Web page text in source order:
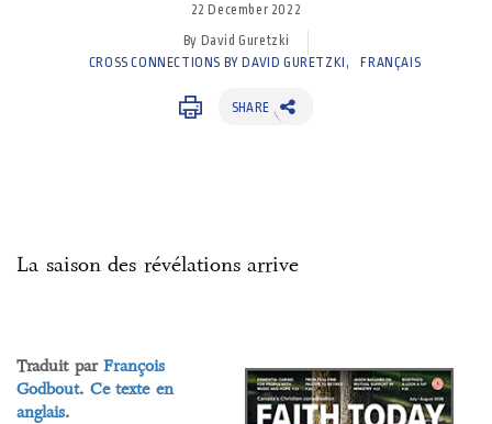
22 December 2022
By David Guretzki
CROSS CONNECTIONS BY DAVID GURETZKI
FRANÇAIS
SHARE
La saison des révélations arrive
Traduit par François
Godbout. Ce texte en
anglais.